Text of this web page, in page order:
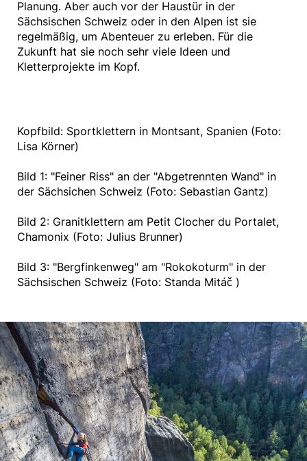
Planung. Aber auch vor der Haustür in der
Sächsischen Schweiz oder in den Alpen ist sie
regelmäßig, um Abenteuer zu erleben. Für die
Zukunft hat sie noch sehr viele Ideen und
Kletterprojekte im Kopf.
Kopfbild: Sportklettern in Montsant, Spanien (Foto:
Lisa Körner)
Bild 1: "Feiner Riss" an der "Abgetrennten Wand" in
der Sächsichen Schweiz (Foto: Sebastian Gantz)
Bild 2: Granitklettern am Petit Clocher du Portalet,
Chamonix (Foto: Julius Brunner)
Bild 3: "Bergfinkenweg" am "Rokokoturm" in der
Sächsischen Schweiz (Foto: Standa Mitáč )